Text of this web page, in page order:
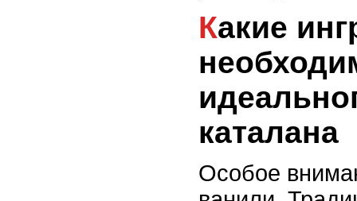
Какие ингредиенты
каталана
Особое